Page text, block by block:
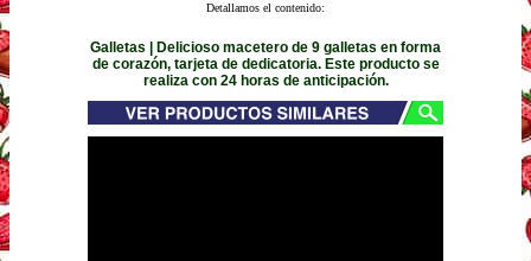
Detallamos el contenido:
Galletas | Delicioso macetero de 9 galletas en forma
de corazón, tarjeta de dedicatoria. Este producto se
realiza con 24 horas de anticipación.